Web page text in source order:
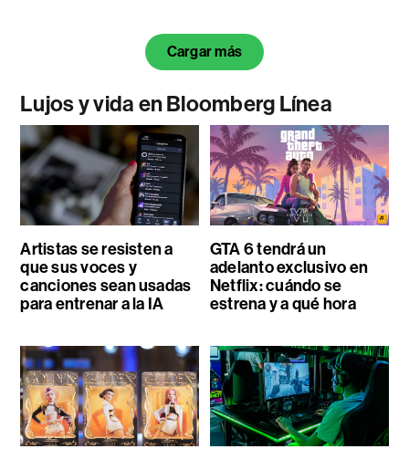
Cargar más
Lujos y vida en Bloomberg Línea
Artistas se resisten a
que sus voces y
canciones sean usadas
para entrenar a la IA
GTA 6 tendrá un
adelanto exclusivo en
Netflix: cuándo se
estrena y a qué hora